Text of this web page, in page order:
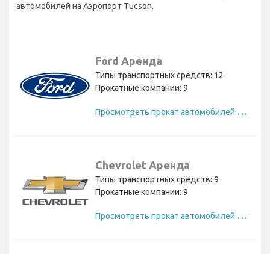
автомобилей на Аэропорт Tucson.
Ford Аренда
Типы транспортных средств: 12
Прокатные компании: 9
П
росмотреть прокат автомобилей Ford
Chevrolet Аренда
Типы транспортных средств: 9
Прокатные компании: 9
П
росмотреть прокат автомобилей Chevrolet